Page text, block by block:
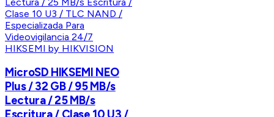
HIKSEMI by HIKVISION
MicroSD HIKSEMI NEO
Plus / 32 GB / 95 MB/s
Lectura / 25 MB/s